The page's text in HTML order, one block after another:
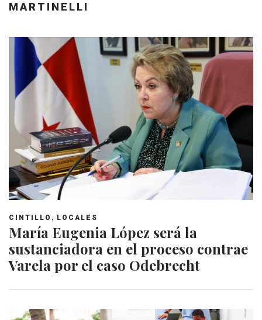
MARTINELLI
CINTILLO , LOCALES
María Eugenia López será la
sustanciadora en el proceso contrae
Varela por el caso Odebrecht